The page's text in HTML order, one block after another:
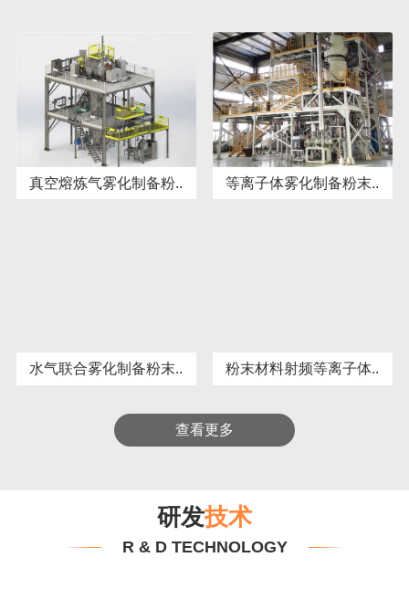
真空熔炼气雾化制备粉.. 等离子体雾化制备粉末..
水气联合雾化制备粉末.. 粉末材料射频等离子体..
查看更多
研发技术
R & D TECHNOLOGY